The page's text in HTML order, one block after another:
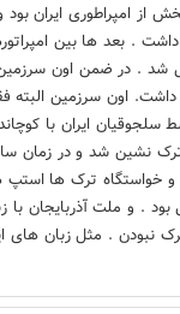
از امپراطوری ایران
. بعد ها بین
. در ضمن اون
داشت. اون سرزمین
سلجوقیان ایران با
نشین شد و در زمان
و خواستگاه ترک ها
. و ملت آذربایجان با
نبودن . مثل زبان های